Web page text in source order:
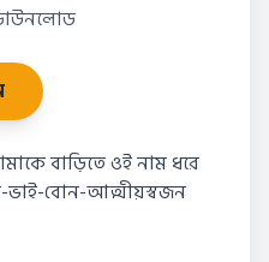
বাড়িতে ওই নাম ধরে
ভাই-বোন-আত্মীয়স্বজন